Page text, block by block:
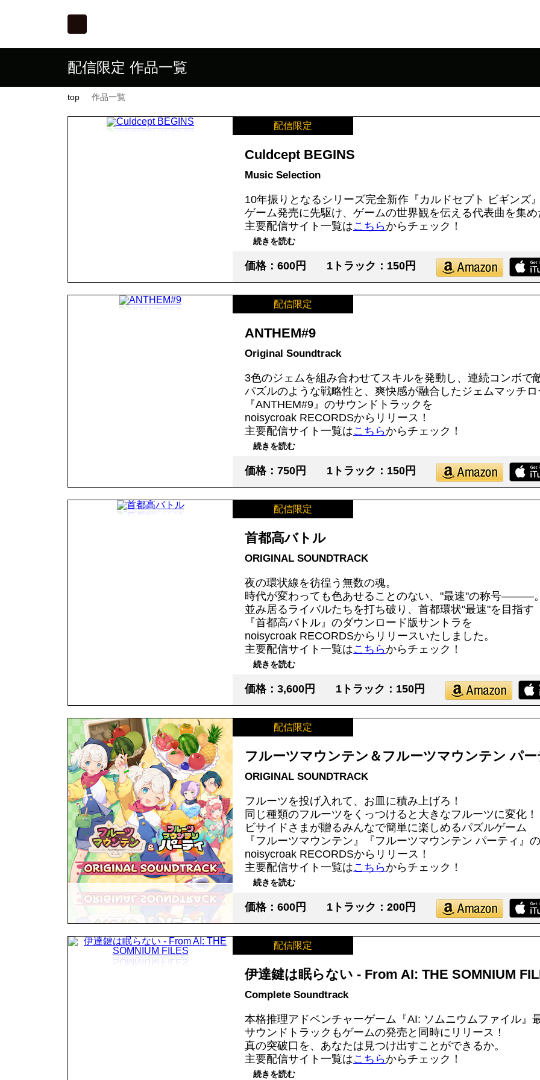
配信限定 作品一覧
top 作品一覧
配信限定
Culdcept BEGINS
Music Selection
10年振りとなるシリーズ完全新作『カルドセプト ビギンズ
ゲーム発売に先駆け、ゲームの世界観を伝える代表曲を集
主要配信サイト一覧はこちらからチェック！
続きを読む
価格：600円 1トラック：150円
配信限定
ANTHEM#9
Original Soundtrack
3色のジェムを組み合わせてスキルを発動し、連続コンボで
パズルのような戦略性と、爽快感が融合したジェムマッチ
『ANTHEM#9』のサウンドトラックを
noisycroak RECORDSからリリース！
主要配信サイト一覧はこちらからチェック！
続きを読む
価格：750円 1トラック：150円
配信限定
首都高バトル
ORIGINAL SOUNDTRACK
夜の環状線を彷徨う無数の魂。
時代が変わっても色あせることのない、"最速"の称号―――
並み居るライバルたちを打ち破り、首都環状"最速"を目指す
『首都高バトル』のダウンロード版サントラを
noisycroak RECORDSからリリースいたしました。
主要配信サイト一覧はこちらからチェック！
続きを読む
価格：3,600円 1トラック：150円
配信限定
フルーツマウンテン＆フルーツマウンテン パ
ORIGINAL SOUNDTRACK
フルーツを投げ入れて、お皿に積み上げろ！
同じ種類のフルーツをくっつけると大きなフルーツに変化！
ビサイドさまが贈るみんなで簡単に楽しめるパズルゲーム
『フルーツマウンテン』『フルーツマウンテン パーティ』
noisycroak RECORDSからリリース！
主要配信サイト一覧はこちらからチェック！
続きを読む
価格：600円 1トラック：200円
配信限定
伊達鍵は眠らない - From AI: THE SOMNIUM
Complete Soundtrack
本格推理アドベンチャーゲーム『AI: ソムニウムファイル』
サウンドトラックもゲームの発売と同時にリリース！
真の突破口を、あなたは見つけ出すことができるか。
主要配信サイト一覧はこちらからチェック！
続きを読む